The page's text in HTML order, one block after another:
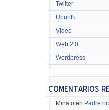
Twitter
Ubuntu
Video
Web 2.0
Wordpress
Minato en Padre